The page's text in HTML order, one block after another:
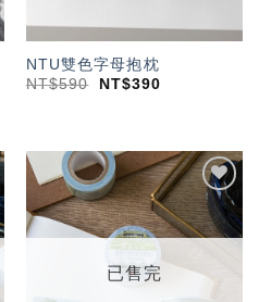
NTU雙色字母抱枕
NT$590 NT$390
加入
「願
望輕
已售完